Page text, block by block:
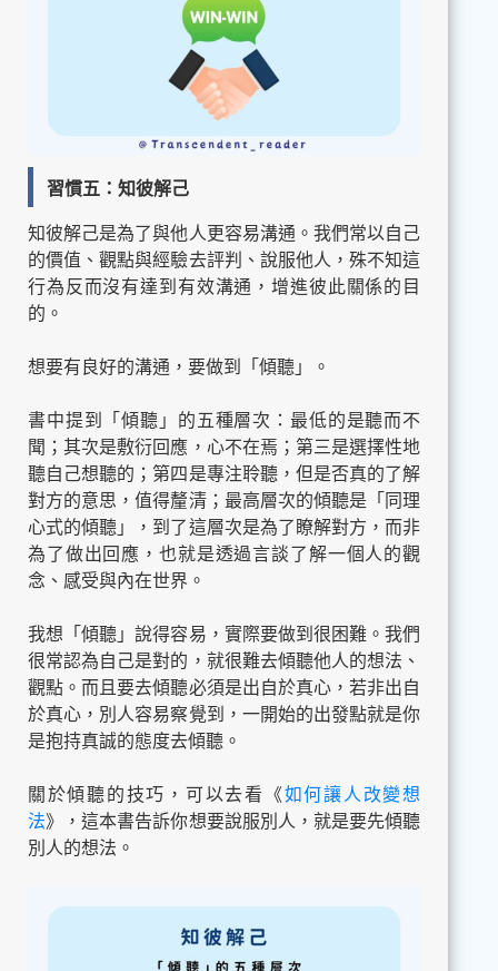
習慣五：知彼解己
知彼解己是為了與他人更容易溝通。我們常以自己
的價值、觀點與經驗去評判、說服他人，殊不知這
行為反而沒有達到有效溝通，增進彼此關係的目
的。
想要有良好的溝通，要做到「傾聽」。
書中提到「傾聽」的五種層次：最低的是聽而不
聞；其次是敷衍回應，心不在焉；第三是選擇性地
聽自己想聽的；第四是專注聆聽，但是否真的了解
對方的意思，值得釐清；最高層次的傾聽是「同理
心式的傾聽」，到了這層次是為了瞭解對方，而非
為了做出回應，也就是透過言談了解一個人的觀
念、感受與內在世界。
我想「傾聽」說得容易，實際要做到很困難。我們
很常認為自己是對的，就很難去傾聽他人的想法、
觀點。而且要去傾聽必須是出自於真心，若非出自
於真心，別人容易察覺到，一開始的出發點就是你
是抱持真誠的態度去傾聽。
關於傾聽的技巧，可以去看《如何讓人改變想
法》，這本書告訴你想要說服別人，就是要先傾聽
別人的想法。